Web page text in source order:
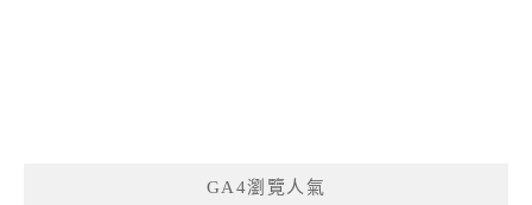
GA4瀏覽人氣